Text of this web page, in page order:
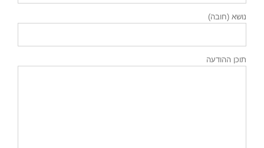
נושא (חובה)
תוכן ההודעה